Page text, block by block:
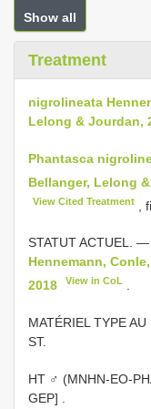
Show all
Treatment
nigrolineata
Lelong & Jourdan,
Phantasca
Bellanger, Lelong
View Cited Treatment ,
STATUT ACTUEL. —
Hennemann,
2018
View in CoL
MATÉRIEL TYPE
ST.
HT ♂ (MNHN-EO-
GEP]